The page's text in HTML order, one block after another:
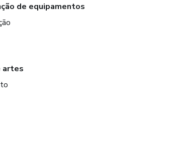
de equipamentos
artes